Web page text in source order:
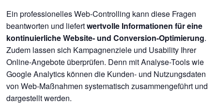
Ein professionelles Web-Controlling kann diese Fragen
beantworten und liefertwertvolle Informationen für eine
kontinuierliche Website- und Conversion-Optimierung.
Zudem lassen sich Kampagnenziele und Usability Ihrer
Online-Angebote überprüfen. Denn mit Analyse-Tools wie
Google Analytics können die Kunden- und Nutzungsdaten
von Web-Maßnahmen systematisch zusammengeführt und
dargestellt werden.